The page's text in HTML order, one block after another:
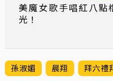
美魔女歌手唱紅八點
光！
孫淑媚 晨翔 拜六禮